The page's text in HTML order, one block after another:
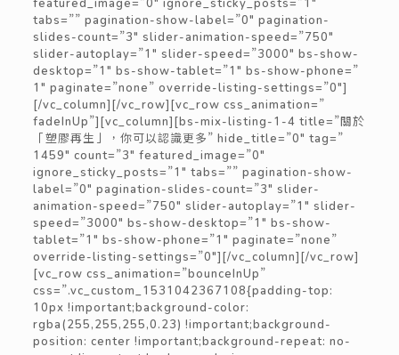
tabs=”” pagination-show-label=”0″ pagination-
slides-count=”3″ slider-animation-speed=”750″
slider-autoplay=”1″ slider-speed=”3000″ bs-show-
desktop=”1″ bs-show-tablet=”1″ bs-show-phone=”
1″ paginate=”none” override-listing-settings=”0″]
[/vc_column][/vc_row][vc_row css_animation=”
fadeInUp”][vc_column][bs-mix-listing-1-4 title=”關於
「塑膠再生」，你可以認識更多” hide_title=”0″ tag=”
1459″ count=”3″ featured_image=”0″
ignore_sticky_posts=”1″ tabs=”” pagination-show-
label=”0″ pagination-slides-count=”3″ slider-
animation-speed=”750″ slider-autoplay=”1″ slider-
speed=”3000″ bs-show-desktop=”1″ bs-show-
tablet=”1″ bs-show-phone=”1″ paginate=”none”
override-listing-settings=”0″][/vc_column][/vc_row]
[vc_row css_animation=”bounceInUp”
css=”.vc_custom_1531042367108{padding-top:
10px !important;background-color:
rgba(255,255,255,0.23) !important;background-
position: center !important;background-repeat: no-